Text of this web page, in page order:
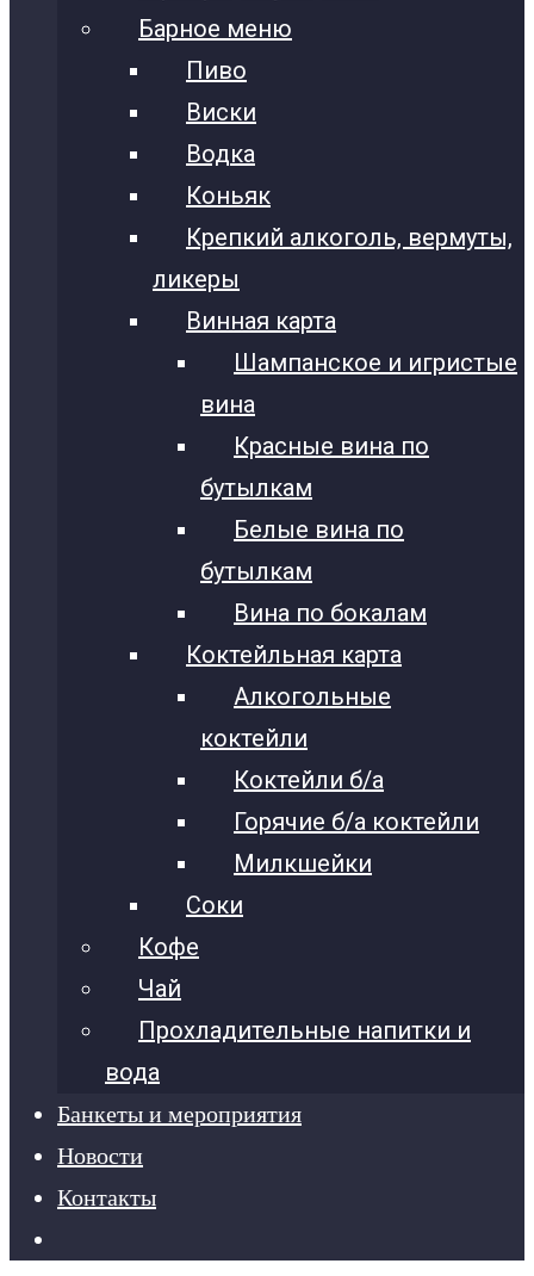
Барное меню
Пиво
Виски
Водка
Коньяк
Крепкий алкоголь, вермуты,
ликеры
Винная карта
Шампанское и игристые
вина
Красные вина по
бутылкам
Белые вина по
бутылкам
Вина по бокалам
Коктейльная карта
Алкогольные
коктейли
Коктейли б/а
Горячие б/а коктейли
Милкшейки
Соки
Кофе
Чай
Прохладительные напитки и
вода
Банкеты и мероприятия
Новости
Контакты